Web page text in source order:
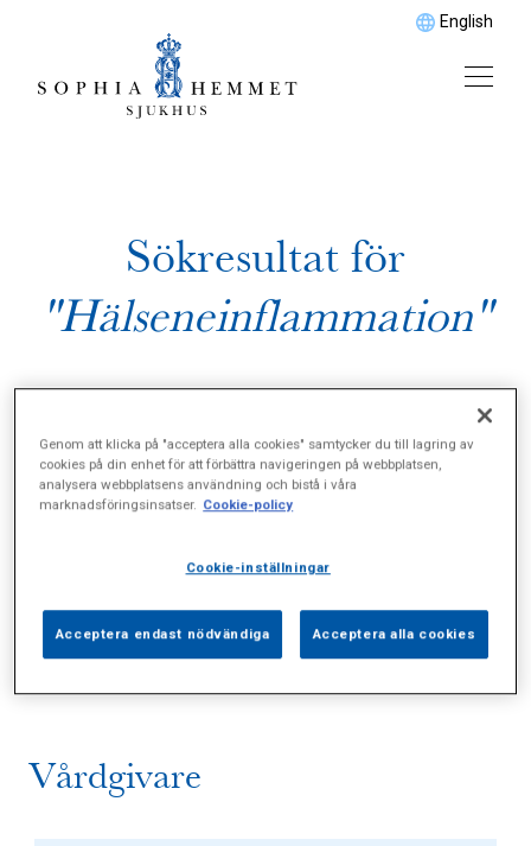
English
Sökresultat för
"Hälseneinflammation"
Sidor (0) Press (0) Sophianytt (0)
Vårdgivare
Genom att klicka på "acceptera alla cookies" samtycker du till lagring av
cookies på din enhet för att förbättra navigeringen på webbplatsen,
analysera webbplatsens användning och bistå i våra
marknadsföringsinsatser. Cookie-policy
Cookie-inställningar
Acceptera endast nödvändiga Acceptera alla cookies